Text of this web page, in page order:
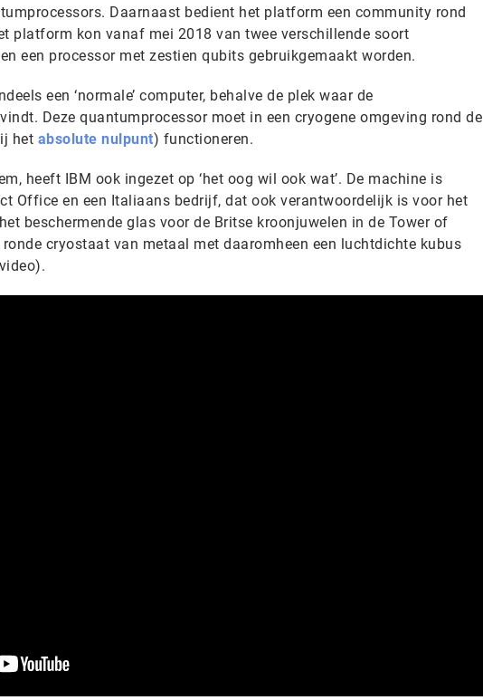
Daarnaast bedient het platform een community rond
platform kon vanaf mei 2018 van twee verschillende soort
een processor met zestien qubits gebruikgemaakt worden.
een ‘normale’ computer, behalve de plek waar de
Deze quantumprocessor moet in een cryogene omgeving rond de
het absolute nulpunt) functioneren.
heeft IBM ook ingezet op ‘het oog wil ook wat’. De machine is
Office en een Italiaans bedrijf, dat ook verantwoordelijk is voor het
beschermende glas voor de Britse kroonjuwelen in de Tower of
cryostaat van metaal met daaromheen een luchtdichte kubus